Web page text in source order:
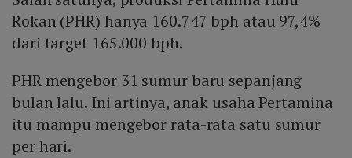
Rokan (PHR) hanya 160.747 bph atau 97,4%
dari target 165.000 bph.
PHR mengebor 31 sumur baru sepanjang
bulan lalu. Ini artinya, anak usaha Pertamina
itu mampu mengebor rata-rata satu sumur
per hari.